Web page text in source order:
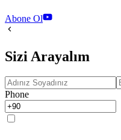
Abone Ol
Sizi Arayalım
Phone